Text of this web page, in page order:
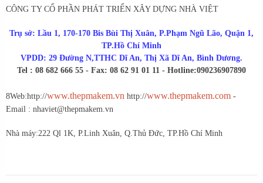
CÔNG TY CỔ PHẦN PHÁT TRIỂN XÂY DỰNG NHÀ VIỆT
Trụ sở: Lầu 1, 170-170 Bis Bùi Thị Xuân, P.Phạm Ngũ Lão, Quận 1,
TP.Hồ Chí Minh
VPDD: 29 Đường N,TTHC Dĩ An, Thị Xã Dĩ An, Bình Dương.
Tel : 08 682 666 55 - Fax: 08 62 91 01 11 - Hotline:090236907890
8Web:http://www.thepmakem.vn http://www.thepmakem.com -
Email : nhaviet@thepmakem.vn
Nhà máy:222 Ql 1K, P.Linh Xuân, Q.Thủ Đức, TP.Hồ Chí Minh